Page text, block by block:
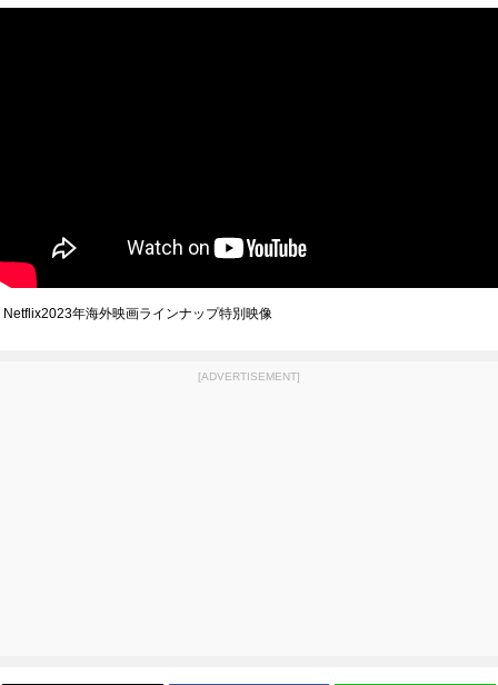
Netflix2023年海外映画ラインナップ特別映像
[ADVERTISEMENT]